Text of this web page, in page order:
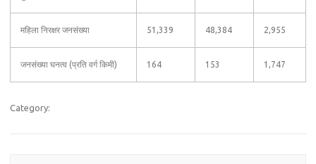
महिला निरक्षर जनसंख्या 51,339 48,384 2,955
जनसंख्या घनत्व (प्रति वर्ग किमी) 164 153 1,747
Category: